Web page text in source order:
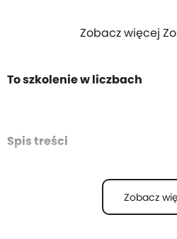
Zobacz więcej
To szkolenie w liczbach
Spis treści
Zobacz